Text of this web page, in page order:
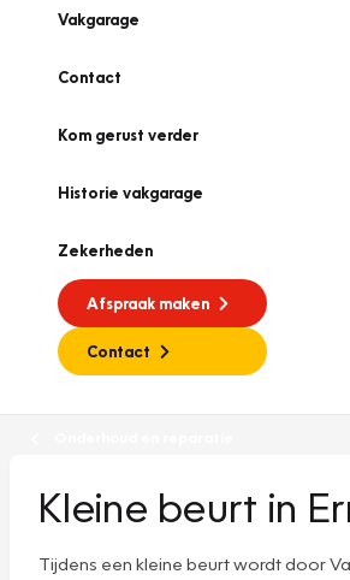
Vakgarage
Contact
Kom gerust verder
Historie vakgarage
Zekerheden
Afspraak maken
Contact
Kleine beurt in
Tijdens een kleine beurt wordt door